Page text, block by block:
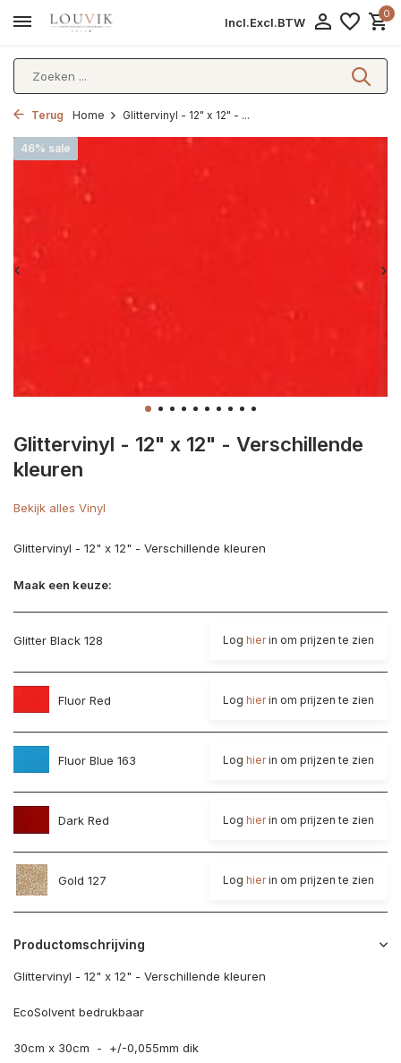
Incl.Excl.BTW
0
Terug Home Glittervinyl - 12" x 12" - ...
Glittervinyl - 12" x 12" - Verschillende
kleuren
46% sale
Bekijk alles Vinyl
Glittervinyl - 12" x 12" - Verschillende kleuren
Maak een keuze:
Glitter Black 128 Log hierin om prijzen te zien
Fluor Red Log hierin om prijzen te zien
Fluor Blue 163 Log hierin om prijzen te zien
Dark Red Log hierin om prijzen te zien
Gold 127 Log hierin om prijzen te zien
Productomschrijving
Glittervinyl - 12" x 12" - Verschillende kleuren
EcoSolvent bedrukbaar
30cm x 30cm - +/-0,055mm dik